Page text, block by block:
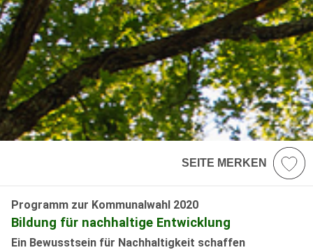
SEITE MERKEN
Programm zur Kommunalwahl 2020
Bildung für nachhaltige Entwicklung
Ein Bewusstsein für Nachhaltigkeit schaffen